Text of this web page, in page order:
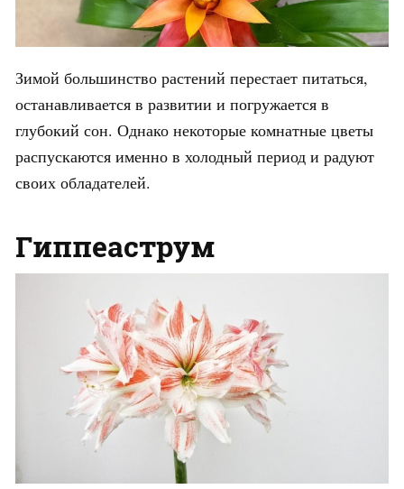
Зимой большинство растений перестает питаться,
останавливается в развитии и погружается в
глубокий сон. Однако некоторые комнатные цветы
распускаются именно в холодный период и радуют
своих обладателей.
Гиппеаструм